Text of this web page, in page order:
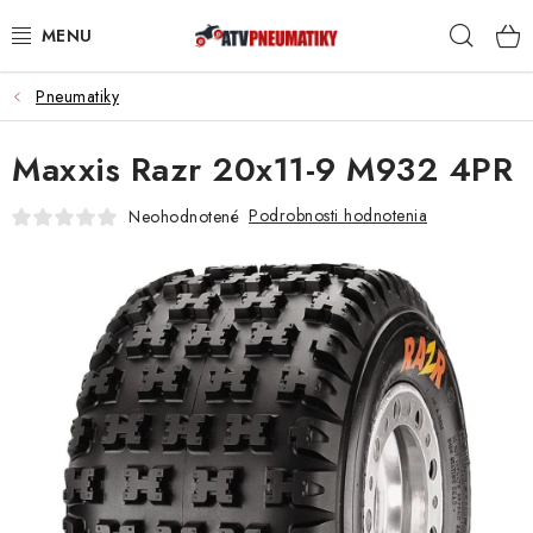
na
PNEUMATIKY
DISKY
ROZŠIROVACIE PODLOŽKY
NÁHRADNÉ DIELY NA ŠTVORKOLKY
OCHRANNÉ RÁMY
KUFRE A BOXY
KRYTY PODVOZKU
Pneumatiky
Maxxis Razr 20x11-9 M932 4PR
Neohodnotené Podrobnosti hodnotenia